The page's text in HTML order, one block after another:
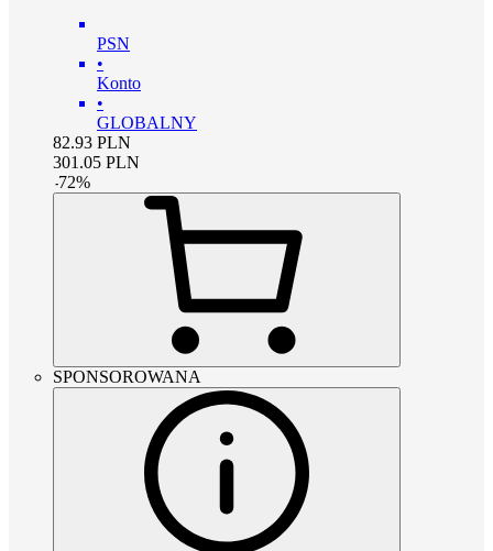
PSN
•
Konto
•
GLOBALNY
82.93 PLN
301.05 PLN
-72%
SPONSOROWANA